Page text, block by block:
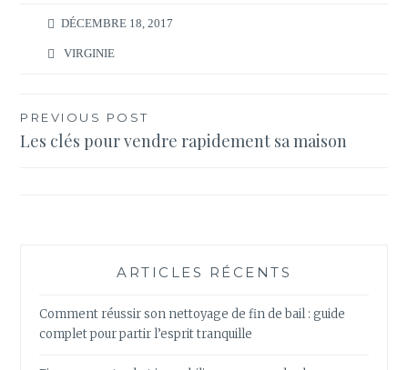
DÉCEMBRE 18, 2017
VIRGINIE
Navigation
de
PREVIOUS POST
Les clés pour vendre rapidement sa maison
ARTICLES RÉCENTS
Comment réussir son nettoyage de fin de bail : guide
complet pour partir l’esprit tranquille